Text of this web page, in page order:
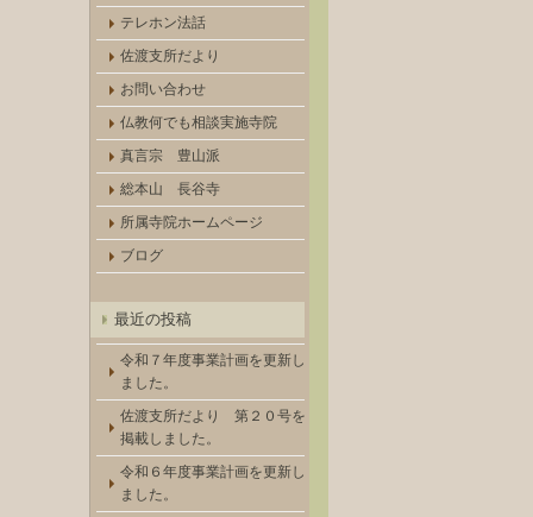
テレホン法話
佐渡支所だより
お問い合わせ
仏教何でも相談実施寺院
真言宗 豊山派
総本山 長谷寺
所属寺院ホームページ
ブログ
最近の投稿
令和７年度事業計画を更新し
ました。
佐渡支所だより 第２０号を
掲載しました。
令和６年度事業計画を更新し
ました。